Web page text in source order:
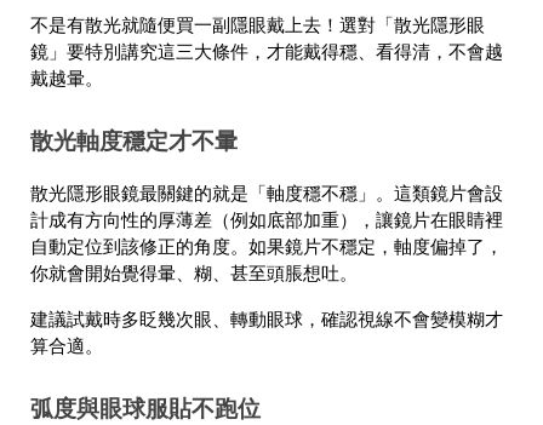
不是有散光就隨便買一副隱眼戴上去！選對「散光隱形眼
鏡」要特別講究這三大條件，才能戴得穩、看得清，不會越
戴越暈。
散光軸度穩定才不暈
散光隱形眼鏡最關鍵的就是「軸度穩不穩」。這類鏡片會設
計成有方向性的厚薄差（例如底部加重），讓鏡片在眼睛裡
自動定位到該修正的角度。如果鏡片不穩定，軸度偏掉了，
你就會開始覺得暈、糊、甚至頭脹想吐。
建議試戴時多眨幾次眼、轉動眼球，確認視線不會變模糊才
算合適。
弧度與眼球服貼不跑位